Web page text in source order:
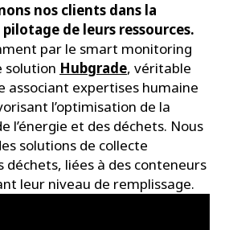
nos clients dans la
de leurs ressources.
par le smart monitoring
solution Hubgrade, véritable
associant expertises humaine
l’optimisation de la
l’énergie et des déchets. Nous
solutions de collecte
déchets, liées à des conteneurs
leur niveau de remplissage.